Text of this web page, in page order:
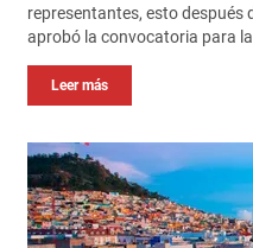
representantes, esto después
aprobó la convocatoria para
Leer más